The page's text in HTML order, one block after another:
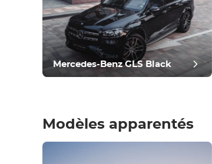
Confortable
Contrôle du climat
Conduire
Condition
Mercedes-Benz GLS Black
Modèles apparentés